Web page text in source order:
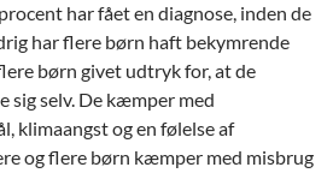
har fået en diagnose, inden de
har flere børn haft bekymrende
børn givet udtryk for, at de
sig selv. De kæmper med
klimaangst og en følelse af
og flere børn kæmper med misbrug